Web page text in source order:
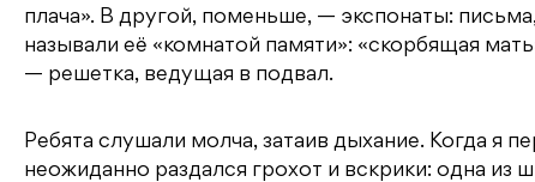
плача». В другой, поменьше, — экспонаты:
называли её «комнатой памяти»: «скорбящая
— решетка, ведущая в подвал.
Ребята слушали молча, затаив дыхание. Когда я
неожиданно раздался грохот и вскрики: одна